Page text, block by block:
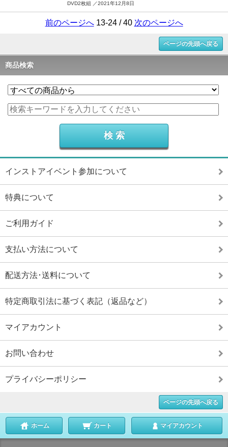
DVD2枚組 ／2021年12月8日
前のページへ13-24 / 40 次のページへ
ページの先頭へ戻る
商品検索
インストアイベント参加について
特典について
ご利用ガイド
支払い方法について
配送方法･送料について
特定商取引法に基づく表記（返品など）
マイアカウント
お問い合わせ
プライバシーポリシー
ページの先頭へ戻る
ホーム カート マイアカウント